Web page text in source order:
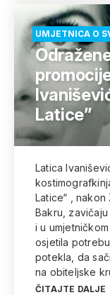
UMJETNICA O
Latice”
Latica
Latice“ ,
Bakru,
i u
osjetila
potekla, da
na obiteljske
ČITAJTE DALJE